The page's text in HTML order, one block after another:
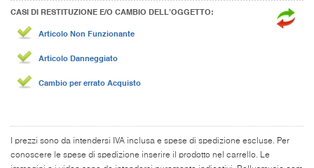
CASI DI RESTITUZIONE E/O CAMBIO DELL’OGGETTO:
Articolo Non Funzionante
Articolo Danneggiato
Cambio per errato Acquisto
I prezzi sono da intendersi IVA inclusa e spese di spedizione escluse. Per
conoscere le spese di spedizione inserire il prodotto nel carrello. Le